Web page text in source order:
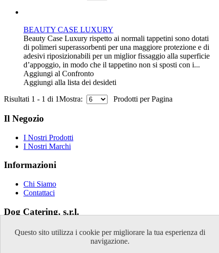
BEAUTY CASE LUXURY
Beauty Case Luxury rispetto ai normali tappetini sono dotati
di polimeri superassorbenti per una maggiore protezione e di
adesivi riposizionabili per un miglior fissaggio alla superficie
d’appoggio, in modo che il tappetino non si sposti con i...
Aggiungi al Confronto
Aggiungi alla lista dei desideti
Risultati 1 - 1 di 1Mostra: Prodotti per Pagina
Il Negozio
I Nostri Prodotti
I Nostri Marchi
Informazioni
Chi Siamo
Contattaci
Dog Catering. s.r.l.
Via Don Milani 59/61
Questo sito utilizza i cookie per migliorare la tua esperienza di
navigazione.